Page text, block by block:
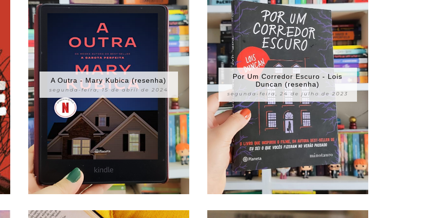
A Outra - Mary Kubica (resenha)
segunda-feira, 15 de abril de 2024
Por Um Corredor Escuro - Lois
Duncan (resenha)
segunda-feira, 24 de julho de 2023